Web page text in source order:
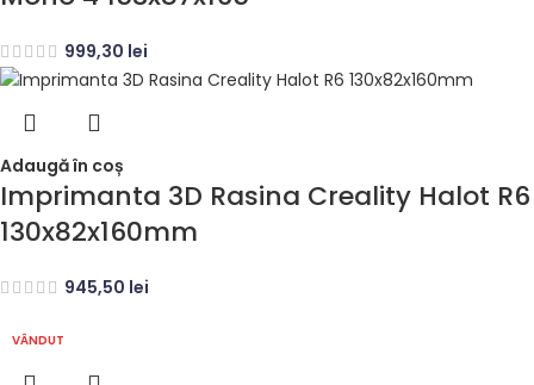
999,30 lei
Adaugă în coș
Imprimanta 3D Rasina Creality Halot R6
130x82x160mm
945,50 lei
VÂNDUT